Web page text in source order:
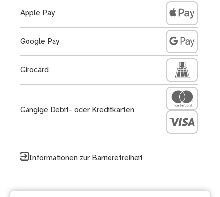
Apple Pay
Google Pay
Girocard
Gängige Debit- oder Kreditkarten
Informationen zur Barrierefreiheit